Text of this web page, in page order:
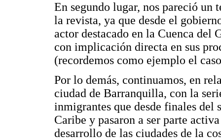
En segundo lugar, nos pareció un
la revista, ya que desde el
actor destacado en la Cuenca del
con implicación directa en sus
(recordemos como ejemplo el
Por lo demás, continuamos, en
ciudad de Barranquilla, con la
inmigrantes que desde finales
Caribe y pasaron a ser parte
desarrollo de las ciudades de la